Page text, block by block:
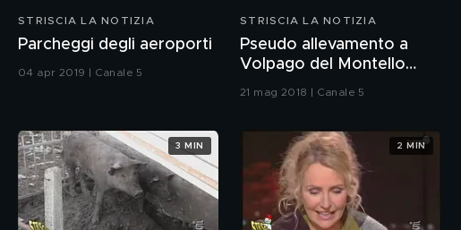
STRISCIA LA NOTIZIA
Parcheggi degli aeroporti
04 apr 2019 | Canale 5
STRISCIA LA NOTIZIA
Pseudo allevamento a
Volpago del Montello
21 mag 2018 | Canale 5
3 MIN 2 MIN